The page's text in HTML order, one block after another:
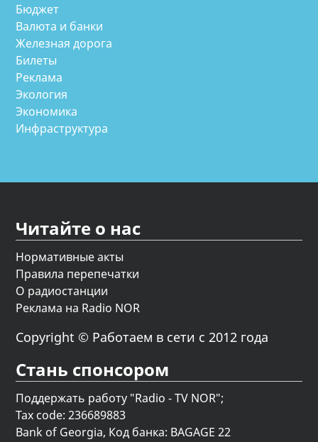
Бюджет
Валюта и банки
Железная дорога
Билеты
Реклама
Экология
Экономика
Инфраструктура
Читайте о нас
Нормативные акты
Правила перепечатки
О радиостанции
Реклама на Radio NOR
Copyright © Работаем в сети с 2012 года
Стань спонсором
Поддержать работу "Radio - TV NOR";
Tax code: 236689883
Bank of Georgia, Код банка: BAGAGE 22